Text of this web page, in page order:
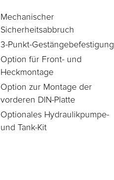
Mechanischer
Sicherheitsabbruch
3-Punkt-Gestängebefestigung
Option für Front- und
Heckmontage
Option zur Montage der
vorderen DIN-Platte
Optionales Hydraulikpumpe-
und Tank-Kit